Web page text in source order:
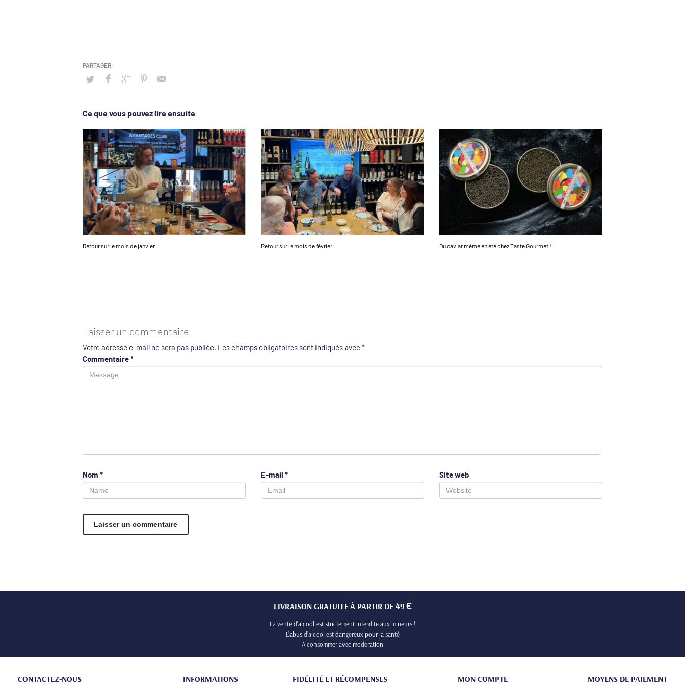
Ce que vous pouvez lire ensuite
Retour sur le mois de janvier Retour sur le mois de février Du caviar même en été chez Taste Gourmet !
Laisser un commentaire
Votre adresse e-mail ne sera pas publiée. Les champs obligatoires sont indiqués avec *
Commentaire*
Nom * E-mail * Site web
LIVRAISON GRATUITE À PARTIR DE 49 Є
La vente d’alcool est strictement interdite aux mineurs !
L’abus d’alcool est dangereux pour la santé
A consommer avec modération
CONTACTEZ-NOUS INFORMATIONS FIDÉLITÉ ET RÉCOMPENSES MON COMPTE MOYENS DE PAIEMENT